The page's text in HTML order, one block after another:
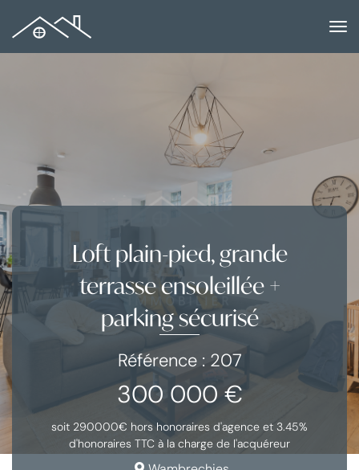
Loft plain-pied, grande
terrasse ensoleillée +
parking sécurisé
Référence : 207
300 000 €
soit 290000€ hors honoraires d'agence et 3.45%
d'honoraires TTC à la charge de l'acquéreur